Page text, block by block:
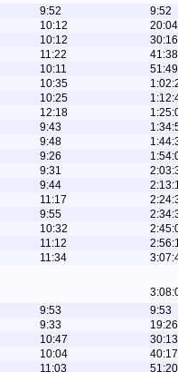
9:52
9:52
10:12
20:04
10:12
30:16
11:22
41:38
10:11
51:49
10:35
10:25
12:18
9:43
9:48
9:26
9:31
9:44
11:17
9:55
10:32
11:12
11:34
9:53
9:53
9:33
19:26
10:47
30:13
10:04
40:17
11:03
51:20